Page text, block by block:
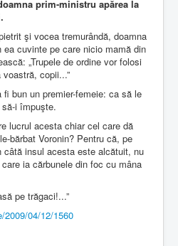
prim-ministru apărea la
şi vocea tremurândă, doamna
cuvinte pe care nicio mamă din
„Trupele de ordine vor folosi
copii...”
bun un premier-femeie: ca să le
i împuşte.
lucrul acesta chiar cel care dă
bărbat Voronin? Pentru că, pe
câtă insul acesta este alcătuit, nu
ia cărbunele din foc cu mâna
pe trăgaci!...”
2009/04/12/1560